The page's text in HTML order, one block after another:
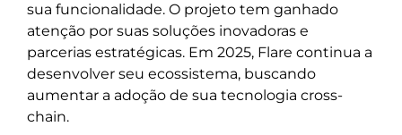
sua funcionalidade. O projeto tem ganhado
atenção por suas soluções inovadoras e
parcerias estratégicas. Em 2025, Flare continua a
desenvolver seu ecossistema, buscando
aumentar a adoção de sua tecnologia cross-
chain.